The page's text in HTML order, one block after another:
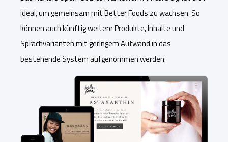
ideal, um gemeinsam mit Better Foods zu wachsen. So
können auch künftig weitere Produkte, Inhalte und
Sprachvarianten mit geringem Aufwand in das
bestehende System aufgenommen werden.